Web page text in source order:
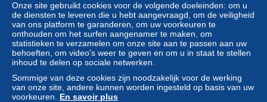
Great Britain 1924 British empire exposition 2v, Unused
(hinged), Nature - Cat family
± US$ 9,22
Onze site gebruikt cookies voor de volgende doeleinden: om u
de diensten te leveren die u hebt aangevraagd, om de veiligheid
van ons platform te garanderen, om uw voorkeuren te
onthouden om het surfen aangenamer te maken, om
statistieken te verzamelen om onze site aan te passen aan uw
behoeften, om video's weer te geven en om u in staat te stellen
inhoud te delen op sociale netwerken.
Sommige van deze cookies zijn noodzakelijk voor de werking
van onze site, andere kunnen worden ingesteld op basis van uw
voorkeuren. En savoir plus